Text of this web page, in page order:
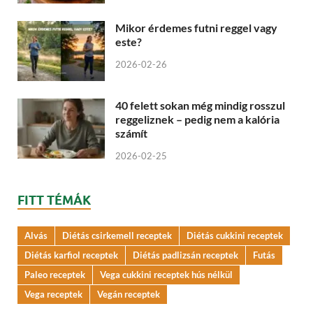
Mikor érdemes futni reggel vagy
este?
2026-02-26
40 felett sokan még mindig rosszul
reggeliznek – pedig nem a kalória
számít
2026-02-25
FITT TÉMÁK
Alvás Diétás csirkemell receptek
Diétás cukkini receptek
Diétás karfiol receptek
Diétás padlizsán receptek
Futás
Paleo receptek
Vega cukkini receptek hús nélkül
Vega receptek
Vegán receptek